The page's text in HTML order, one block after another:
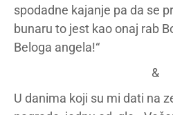
spodadne kajanje pa da se
bunaru to jest kao onaj rab
Beloga angela!“
&
U danima koji su mi dati na